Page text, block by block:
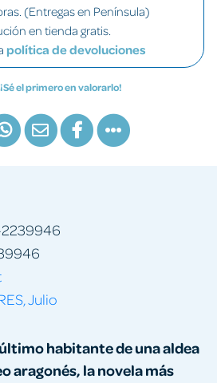
(Entregas en Península)
en tienda gratis.
política de devoluciones
¡Sé el primero en valorarlo!
habitante de una aldea
aragonés, la novela más
2239946
Julio